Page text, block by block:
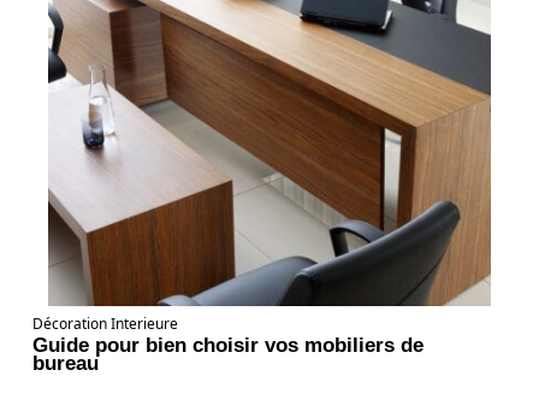
Décoration Interieure
Guide pour bien choisir vos mobiliers de
bureau